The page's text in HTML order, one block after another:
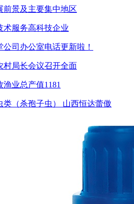
前景及主要集中地区
术服务高科技企业
公司办公室电话更新啦！
村局长会议召开全面
渔业总产值1181
（杀孢子虫） 山西恒达蕾傲